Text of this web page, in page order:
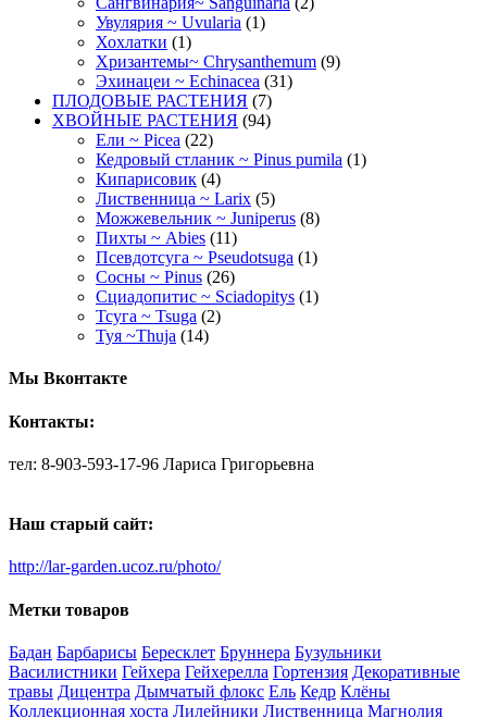
Увулярия ~ Uvularia (1)
Хохлатки (1)
Хризантемы~ Chrysanthemum (9)
Эхинацеи ~ Echinacea (31)
ПЛОДОВЫЕ РАСТЕНИЯ (7)
ХВОЙНЫЕ РАСТЕНИЯ (94)
Ели ~ Picea (22)
Кедровый стланик ~ Pinus pumila (1)
Кипарисовик (4)
Лиственница ~ Larix (5)
Можжевельник ~ Juniperus (8)
Пихты ~ Abies (11)
Псевдотсуга ~ Pseudotsuga (1)
Сосны ~ Pinus (26)
Сциадопитис ~ Sciadopitys (1)
Тсуга ~ Tsuga (2)
Туя ~Thuja (14)
Мы Вконтакте
Контакты:
тел: 8-903-593-17-96 Лариса Григорьевна
Наш старый сайт:
http://lar-garden.ucoz.ru/photo/
Метки товаров
Бадан Барбарисы Бересклет Бруннера Бузульники
Василистники Гейхера Гейхерелла Гортензия Декоративные
травы Дицентра Дымчатый флокс Ель Кедр Клёны
Коллекционная хоста Лилейники Лиственница Магнолия